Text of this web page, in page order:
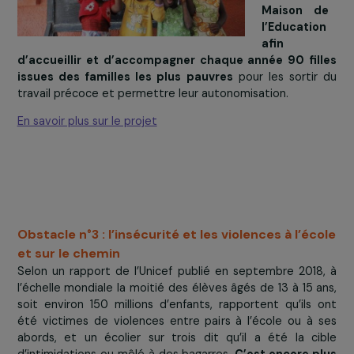
travail décent et la croissance économique) qui
l’interdiction et l’élimination des pires formes de travail
enfants, et d’ici à 2025 la fin du travail des enfants
toutes ses formes, et l’Objectif 16 (Paix,
Institutions efficaces) qui évoque la fin de la traite
enfants et de toutes les formes de violences dont ils
victimes.
Futur
créé
Maison
afin
d’accueillir et d’accompagner chaque année 90
Tout